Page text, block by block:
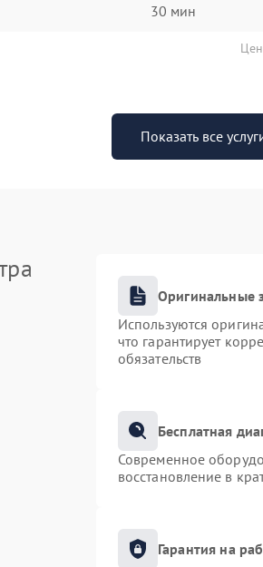
30 мин
Показать все
Оригинальные
Используются
что гарантирует
обязательств
Бесплатная
Современное
восстановление в
Гарантия на